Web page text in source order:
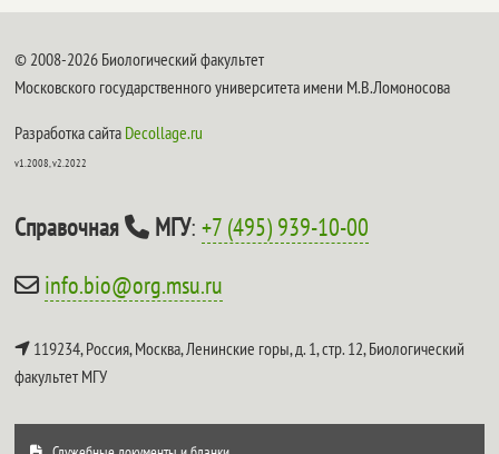
© 2008-2026 Биологический факультет
Московского государственного университета имени М.В.Ломоносова
Разработка сайта Decollage.ru
v1.2008, v2.2022
Справочная МГУ:+7 (495) 939-10-00
info.bio@org.msu.ru
119234, Россия, Москва, Ленинские горы, д. 1, стр. 12,Биологический
факультет МГУ